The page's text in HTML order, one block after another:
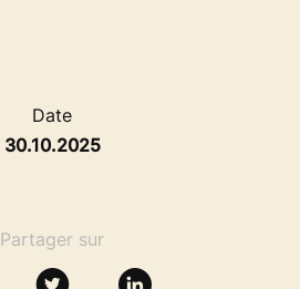
Date
30.10.2025
Partager sur